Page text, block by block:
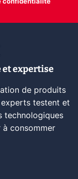
confidentialité
expertise
de produits
experts testent et
technologiques
consommer